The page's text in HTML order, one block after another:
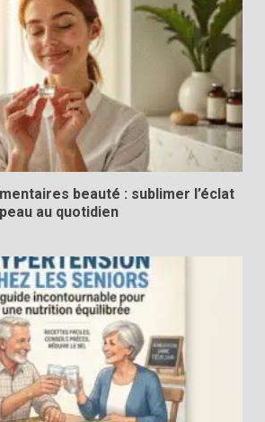
beauté : sublimer l’éclat
au quotidien